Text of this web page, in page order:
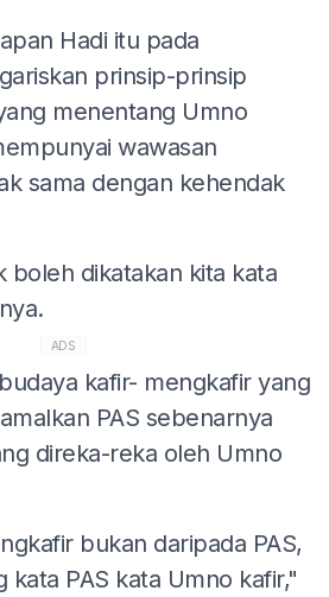
Hadi itu pada
prinsip-prinsip
menentang Umno
wawasan
sama dengan kehendak
boleh dikatakan kita kata
ADS
kafir- mengkafir yang
PAS sebenarnya
direka-reka oleh Umno
bukan daripada PAS,
PAS kata Umno kafir,"